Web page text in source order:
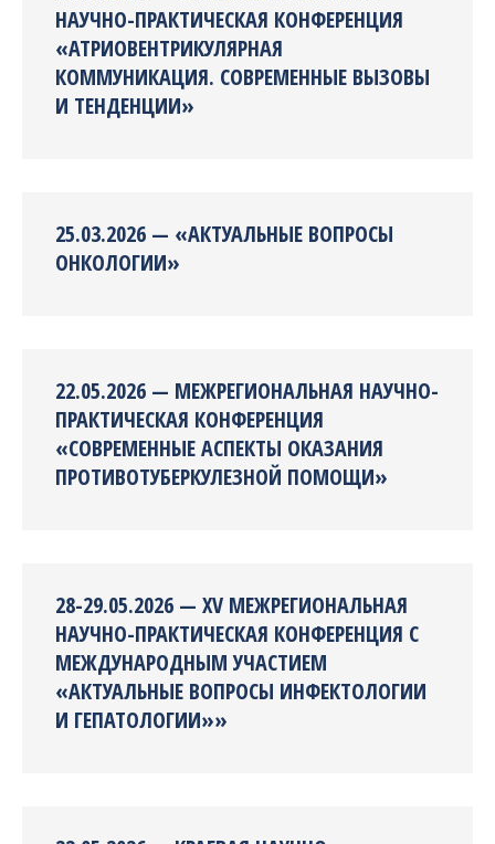
НАУЧНО-ПРАКТИЧЕСКАЯ КОНФЕРЕНЦИЯ
«АТРИОВЕНТРИКУЛЯРНАЯ
КОММУНИКАЦИЯ. СОВРЕМЕННЫЕ ВЫЗОВЫ
И ТЕНДЕНЦИИ»
25.03.2026 — «АКТУАЛЬНЫЕ ВОПРОСЫ
ОНКОЛОГИИ»
22.05.2026 — МЕЖРЕГИОНАЛЬНАЯ НАУЧНО-
ПРАКТИЧЕСКАЯ КОНФЕРЕНЦИЯ
«СОВРЕМЕННЫЕ АСПЕКТЫ ОКАЗАНИЯ
ПРОТИВОТУБЕРКУЛЕЗНОЙ ПОМОЩИ»
28-29.05.2026 — XV МЕЖРЕГИОНАЛЬНАЯ
НАУЧНО-ПРАКТИЧЕСКАЯ КОНФЕРЕНЦИЯ С
МЕЖДУНАРОДНЫМ УЧАСТИЕМ
«АКТУАЛЬНЫЕ ВОПРОСЫ ИНФЕКТОЛОГИИ
И ГЕПАТОЛОГИИ»»